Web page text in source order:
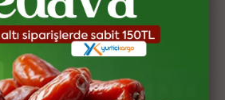
Miktarı Ne Kadar?
bir atıştırmalık olarak sıkça
Ancak kalori miktarı
olarak tüketmek isteyebilirsiniz.
da zengin ve diyetlerde